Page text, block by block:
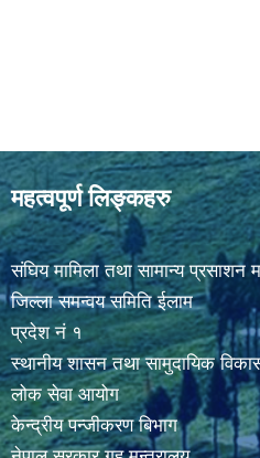
महत्वपूर्ण लिङ्कहरु
संघिय मामिला तथा सामान्य प्रसाशन
जिल्ला समन्वय समिति ईलाम
प्रदेश नं १
स्थानीय शासन तथा सामुदायिक
लोक सेवा आयोग
केन्द्रीय पन्जीकरण बिभाग